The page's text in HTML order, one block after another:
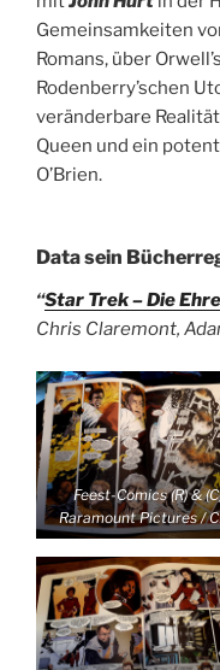
Gemeinsamkeiten
Romans, über
Rodenberry’schen
veränderbare
Queen und ein
O’Brien.
Data sein
“Star Trek – Die
Chris Claremont,
Feest-Comics (R) &
Raramount Pictures /